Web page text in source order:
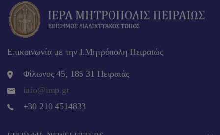
Επικοινωνία με την Ι.Μητρόπολη Πειραιώς
Φίλωνος 45, 185 31 Πειραιάς
info@imp.gr
+30 210 4514833